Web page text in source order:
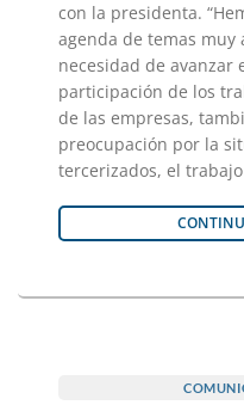
con la presidenta.
agenda de temas
necesidad de avanzar
participación de los
de las empresas,
preocupación por la
tercerizados, el